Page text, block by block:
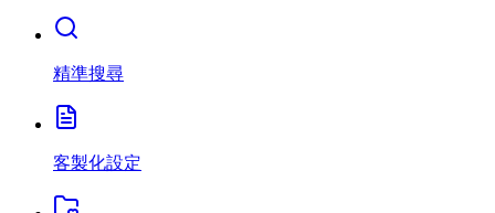
精準搜尋
客製化設定